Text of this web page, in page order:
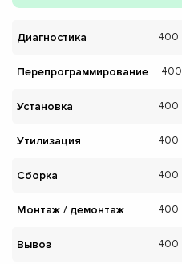
Диагностика 400
Перепрограммирование 400
Установка 400
Утилизация 400
Сборка 400
Монтаж / демонтаж 400
Вывоз 400